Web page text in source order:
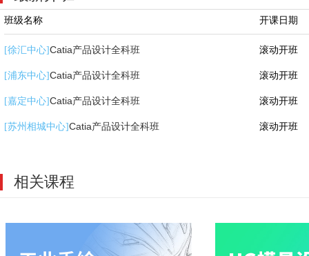
班级名称 开课日期
[徐汇中心]Catia产品设计全科班 滚动开班
[浦东中心]Catia产品设计全科班 滚动开班
[嘉定中心]Catia产品设计全科班 滚动开班
[苏州相城中心]Catia产品设计全科班 滚动开班
相关课程